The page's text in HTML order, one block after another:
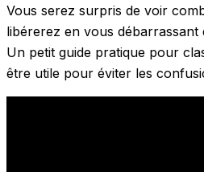
Vous serez surpris de voir
libérerez en vous débarrassant
Un petit guide pratique pour
être utile pour éviter les